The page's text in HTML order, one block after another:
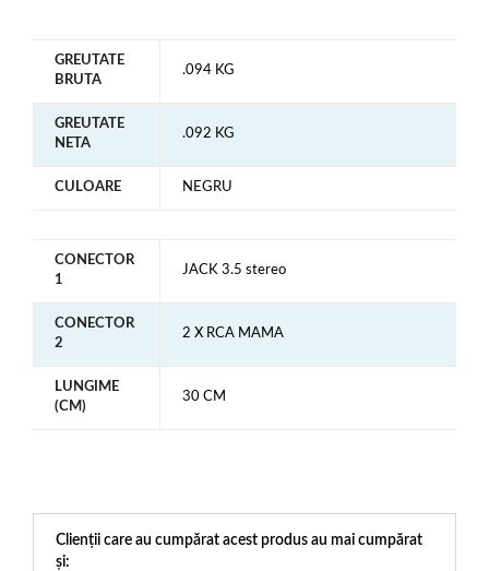
GREUTATE
BRUTA
.094 KG
GREUTATE
NETA
.092 KG
CULOARE NEGRU
CONECTOR
1
JACK 3.5 stereo
CONECTOR
2
2 X RCA MAMA
LUNGIME
(CM)
30 CM
Clienții care au cumpărat acest produs au mai cumpărat
și: